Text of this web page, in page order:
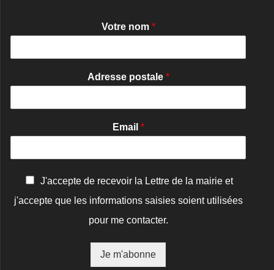
Votre nom *
Adresse postale *
Email *
n
J'accepte de recevoir la Lettre de la mairie et
j'accepte que les informations saisies soient utilisées
pour me contacter.
Je m'abonne